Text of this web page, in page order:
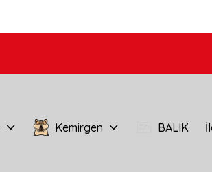
Kemirgen BALIK